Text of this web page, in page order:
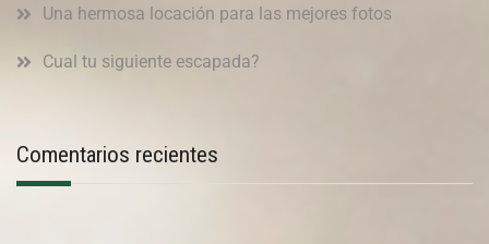
Una hermosa locación para las mejores fotos
Cual tu siguiente escapada?
Comentarios recientes